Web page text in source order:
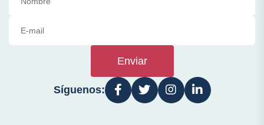
Enviar
Síguenos: